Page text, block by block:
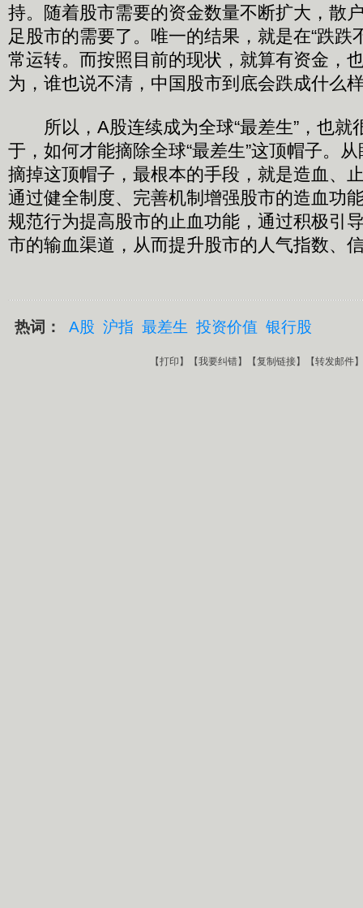
持。随着股市需要的资金数量不断扩大，散
足股市的需要了。唯一的结果，就是在“跌跌
常运转。而按照目前的现状，就算有资金，
为，谁也说不清，中国股市到底会跌成什么
所以，A股连续成为全球“最差生”，也就
于，如何才能摘除全球“最差生”这顶帽子。
摘掉这顶帽子，最根本的手段，就是造血、
通过健全制度、完善机制增强股市的造血功
规范行为提高股市的止血功能，通过积极引
市的输血渠道，从而提升股市的人气指数、
热词： A股 沪指 最差生 投资价值 银行股
【打印 】【我要纠错】【复制链接】【转发邮件